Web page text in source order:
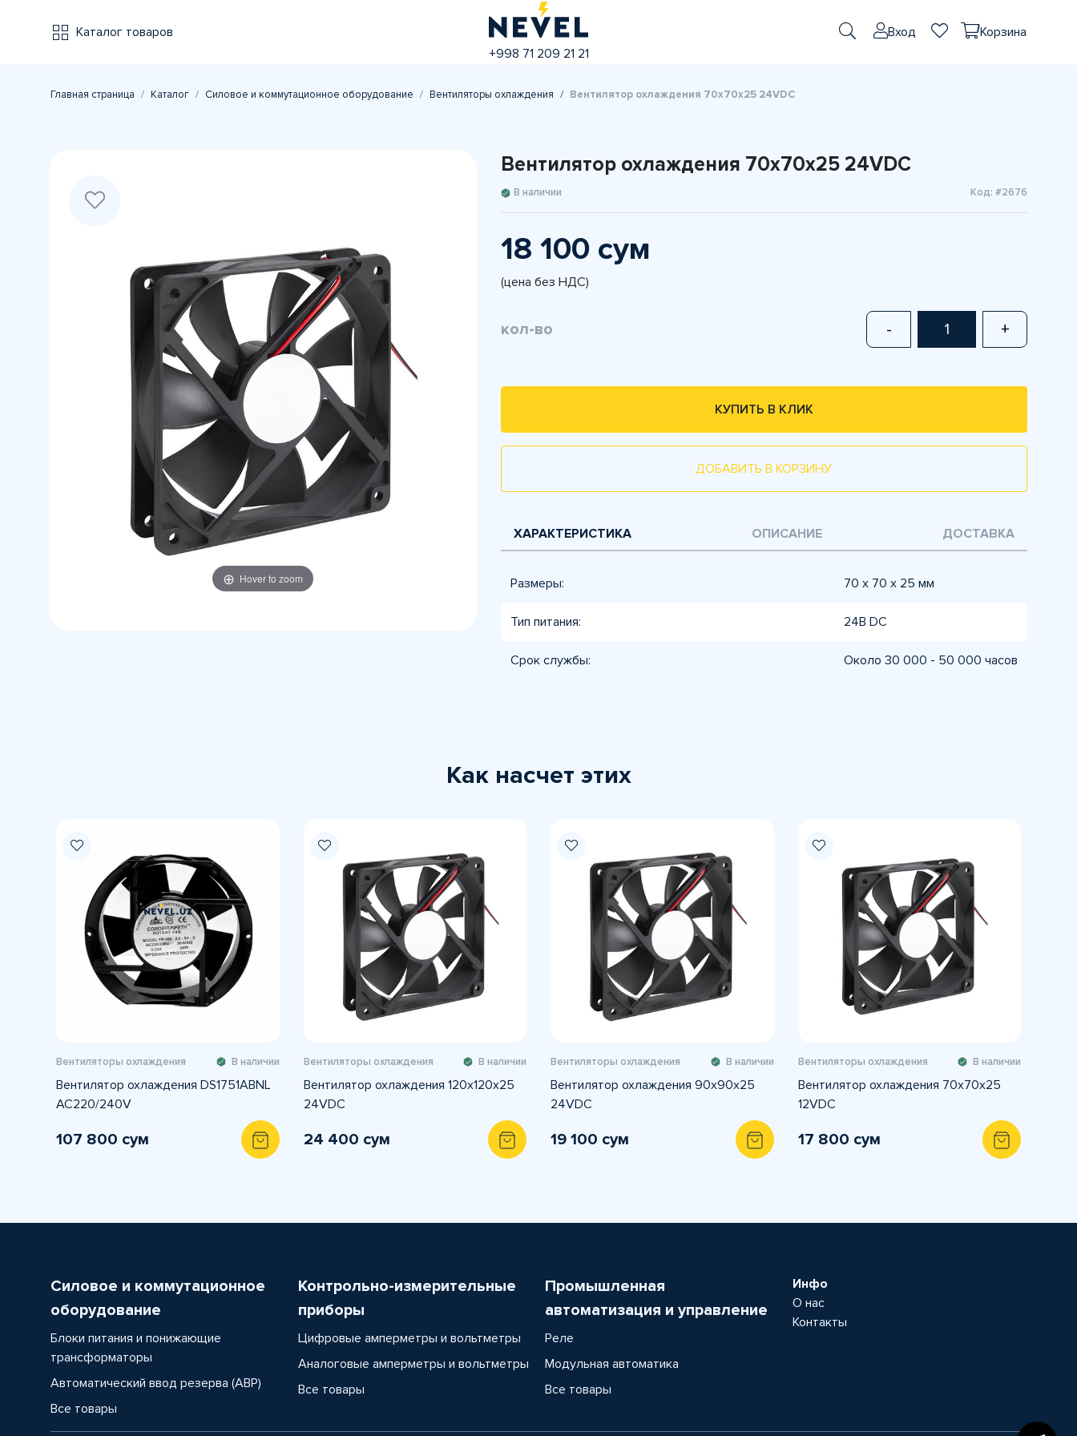
Каталог товаров
+998 71 209 21 21
Вход Корзина
Главная страница Каталог Силовое и коммутационное оборудование Вентиляторы охлаждения Вентилятор охлаждения 70х70х25 24VDC
Hover to zoom
Вентилятор охлаждения 70х70х25 24VDC
В наличии Код: #2676
18 100 сум
(цена без НДС)
кол-во - +
КУПИТЬ В КЛИК
ДОБАВИТЬ В КОРЗИНУ
ХАРАКТЕРИСТИКА ОПИСАНИЕ ДОСТАВКА
Размеры: 70 х 70 х 25 мм
Тип питания: 24В DC
Срок службы: Около 30 000 - 50 000 часов
Как насчет этих
Вентиляторы охлаждения В наличии
Вентилятор охлаждения DS1751ABNL
AC220/240V
107 800 сум
Вентиляторы охлаждения В наличии
Вентилятор охлаждения 120х120х25
24VDC
24 400 сум
Вентиляторы охлаждения В наличии
Вентилятор охлаждения 90х90х25
24VDC
19 100 сум
Вентиляторы охлаждения В наличии
Вентилятор охлаждения 70x70x25
12VDC
17 800 сум
Силовое и коммутационное
оборудование
Блоки питания и понижающие
трансформаторы
Автоматический ввод резерва (АВР)
Все товары
Контрольно-измерительные
приборы
Цифровые амперметры и вольтметры
Аналоговые амперметры и вольтметры
Все товары
Промышленная
автоматизация и управление
Реле
Модульная автоматика
Все товары
Инфо
О нас
Контакты